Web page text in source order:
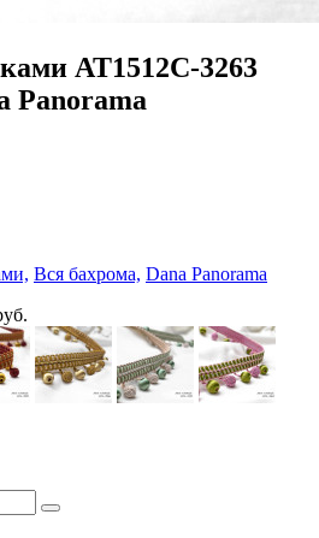
AT1512C-3263
Panorama
Вся бахрома, Dana Panorama